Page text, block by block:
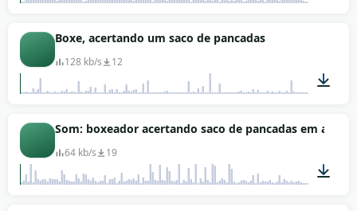
Boxe, acertando um saco de pancadas
128 kb/s 12
00:50
Som: boxeador acertando saco de pancadas em alta
64 kb/s 19